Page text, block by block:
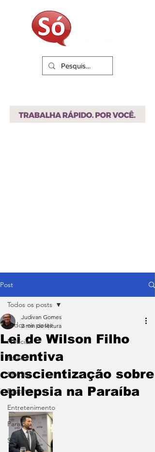
Post
Todos os posts
Notícias
Política
BRASIL
Esporte
Entretenimento
Paraíba
SLIDER
Todos os posts
Lei de Wilson Filho
incentiva
conscientização sobre
epilepsia na Paraíba
Judivan Gomes
2 min de leitura